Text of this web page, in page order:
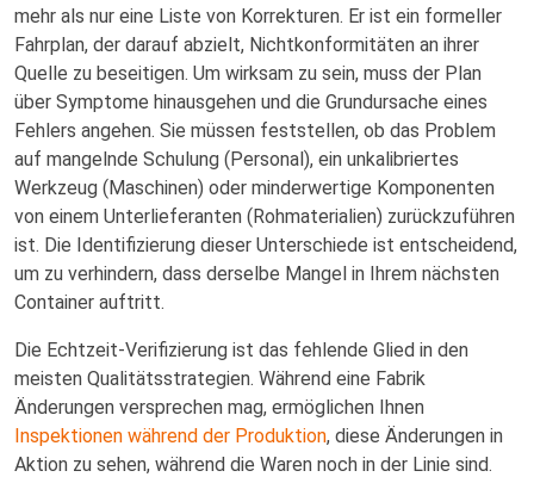
mehr als nur eine Liste von Korrekturen. Er ist ein formeller
Fahrplan, der darauf abzielt, Nichtkonformitäten an ihrer
Quelle zu beseitigen. Um wirksam zu sein, muss der Plan
über Symptome hinausgehen und die Grundursache eines
Fehlers angehen. Sie müssen feststellen, ob das Problem
auf mangelnde Schulung (Personal), ein unkalibriertes
Werkzeug (Maschinen) oder minderwertige Komponenten
von einem Unterlieferanten (Rohmaterialien) zurückzuführen
ist. Die Identifizierung dieser Unterschiede ist entscheidend,
um zu verhindern, dass derselbe Mangel in Ihrem nächsten
Container auftritt.
Die Echtzeit-Verifizierung ist das fehlende Glied in den
meisten Qualitätsstrategien. Während eine Fabrik
Änderungen versprechen mag, ermöglichen Ihnen
Inspektionen während der Produktion, diese Änderungen in
Aktion zu sehen, während die Waren noch in der Linie sind.